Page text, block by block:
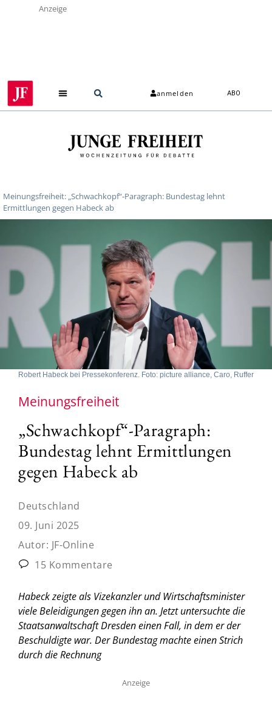
Anzeige
anmelden ABO
Meinungsfreiheit: „Schwachkopf“-Paragraph: Bundestag lehnt
Ermittlungen gegen Habeck ab
Robert Habeck bei Pressekonferenz. Foto: picture alliance, Caro, Ruffer
Meinungsfreiheit
„Schwachkopf“-Paragraph:
Bundestag lehnt Ermittlungen
gegen Habeck ab
Deutschland
09. Juni 2025
Autor: JF-Online
15 Kommentare
Habeck zeigte als Vizekanzler und Wirtschaftsminister
viele Beleidigungen gegen ihn an. Jetzt untersuchte die
Staatsanwaltschaft Dresden einen Fall, in dem er der
Beschuldigte war. Der Bundestag machte einen Strich
durch die Rechnung
Anzeige